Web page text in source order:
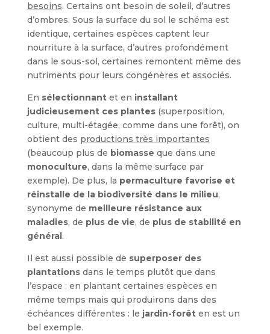
besoins. Certains ont besoin de soleil, d’autres
d’ombres. Sous la surface du sol le schéma est
identique, certaines espèces captent leur
nourriture à la surface, d’autres profondément
dans le sous-sol, certaines remontent même des
nutriments pour leurs congénères et associés.
En sélectionnantet en installant
judicieusement ces plantes(superposition,
culture, multi-étagée, comme dans une forêt), on
obtient des productions très importantes
(beaucoup plus de biomasse que dans une
monoculture, dans la même surface par
exemple). De plus, la permaculture favorise et
réinstalle de la biodiversité dans le milieu,
synonyme de meilleure résistance aux
maladies, de plus de vie, de plus de stabilité en
général.
Il est aussi possible de superposer des
plantationsdans le temps plutôt que dans
l’espace : en plantant certaines espèces en
même temps mais qui produirons dans des
échéances différentes : le jardin-forêten est un
bel exemple.